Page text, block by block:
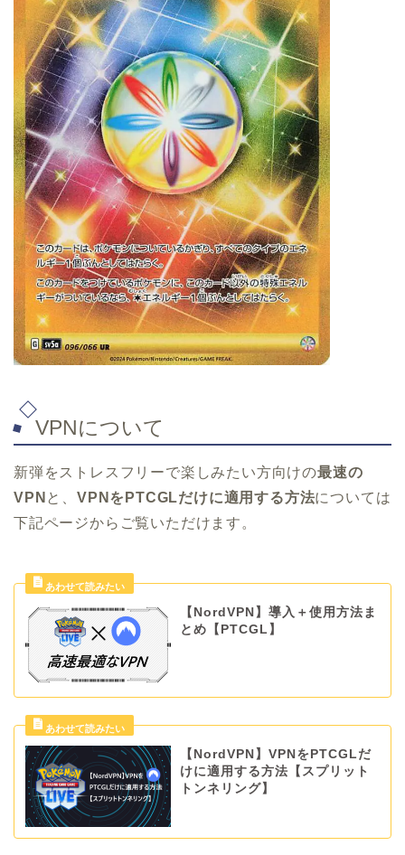
VPNについて
新弾をストレスフリーで楽しみたい方向けの最速の
VPN と、VPNをPTCGLだけに適用する方法については
下記ページからご覧いただけます。
【NordVPN】導入＋使用方法ま
とめ【PTCGL】
【NordVPN】VPNをPTCGLだ
けに適用する方法【スプリット
トンネリング】